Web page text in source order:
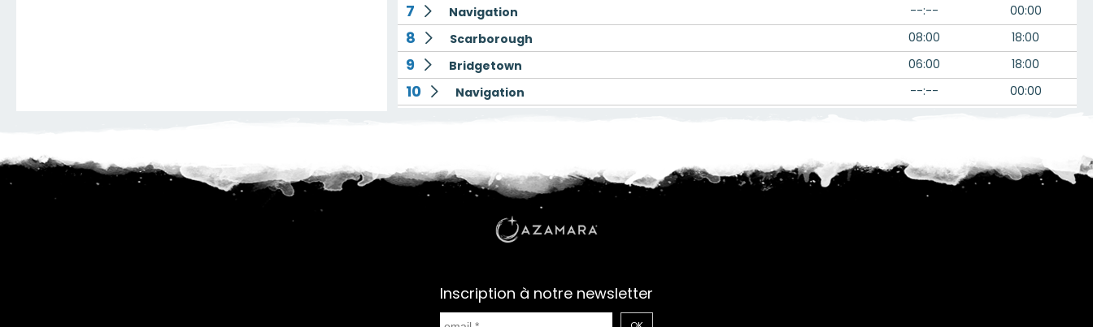
7 Navigation --:-- 00:00
8 Scarborough 08:00 18:00
9 Bridgetown 06:00 18:00
10 Navigation --:-- 00:00
13 Oranjestad 08:00 --:--
Navigation --:--
Puerto Plata
Miami
Inscription à notre newsletter